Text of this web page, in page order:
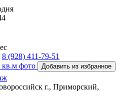
8 (928) 411-79-51
Добавить из избранное
г., Приморский,